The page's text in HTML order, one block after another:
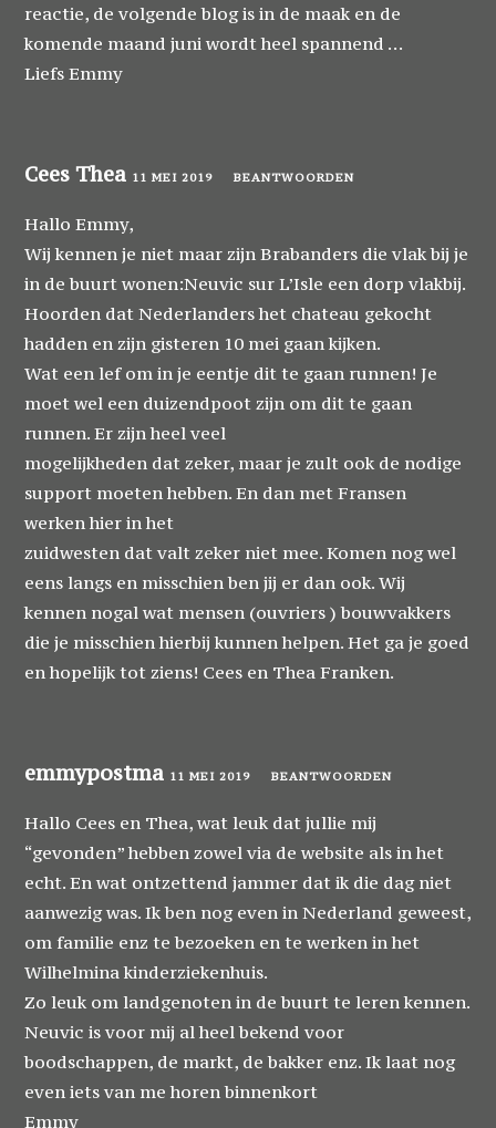
reactie, de volgende blog is in de maak en de
komende maand juni wordt heel spannend …
Liefs Emmy
Cees Thea 11 MEI 2019 BEANTWOORDEN
Hallo Emmy,
Wij kennen je niet maar zijn Brabanders die vlak bij je
in de buurt wonen:Neuvic sur L’Isle een dorp vlakbij.
Hoorden dat Nederlanders het chateau gekocht
hadden en zijn gisteren 10 mei gaan kijken.
Wat een lef om in je eentje dit te gaan runnen! Je
moet wel een duizendpoot zijn om dit te gaan
runnen. Er zijn heel veel
mogelijkheden dat zeker, maar je zult ook de nodige
support moeten hebben. En dan met Fransen
werken hier in het
zuidwesten dat valt zeker niet mee. Komen nog wel
eens langs en misschien ben jij er dan ook. Wij
kennen nogal wat mensen (ouvriers ) bouwvakkers
die je misschien hierbij kunnen helpen. Het ga je goed
en hopelijk tot ziens! Cees en Thea Franken.
emmypostma 11 MEI 2019 BEANTWOORDEN
Hallo Cees en Thea, wat leuk dat jullie mij
“gevonden” hebben zowel via de website als in het
echt. En wat ontzettend jammer dat ik die dag niet
aanwezig was. Ik ben nog even in Nederland geweest,
om familie enz te bezoeken en te werken in het
Wilhelmina kinderziekenhuis.
Zo leuk om landgenoten in de buurt te leren kennen.
Neuvic is voor mij al heel bekend voor
boodschappen, de markt, de bakker enz. Ik laat nog
even iets van me horen binnenkort
Emmy